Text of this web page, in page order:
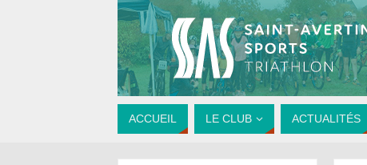
ACCUEIL LE CLUB ACTUALITÉS